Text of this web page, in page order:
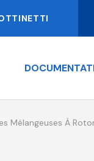
Mélangeuses À